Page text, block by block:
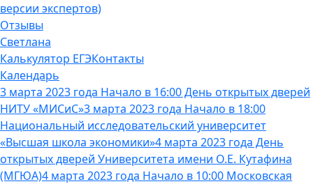
версии экспертов)
Отзывы
Светлана
Калькулятор ЕГЭКонтакты
Календарь
3 марта 2023 года Начало в 16:00 День открытых дверей
НИТУ «МИСиС»3 марта 2023 года Начало в 18:00
Национальный исследовательский университет
«Высшая школа экономики»4 марта 2023 года День
открытых дверей Университета имени О.Е. Кутафина
(МГЮА)4 марта 2023 года Начало в 10:00 Московская